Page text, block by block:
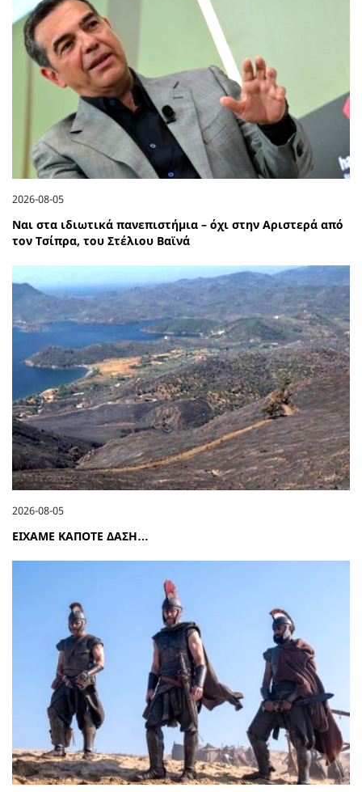
2026-08-05
Ναι στα ιδιωτικά πανεπιστήμια – όχι στην Αριστερά από
τον Τσίπρα, του Στέλιου Βαϊνά
2026-08-05
ΕΙΧΑΜΕ ΚΑΠΟΤΕ ΔΑΣΗ…